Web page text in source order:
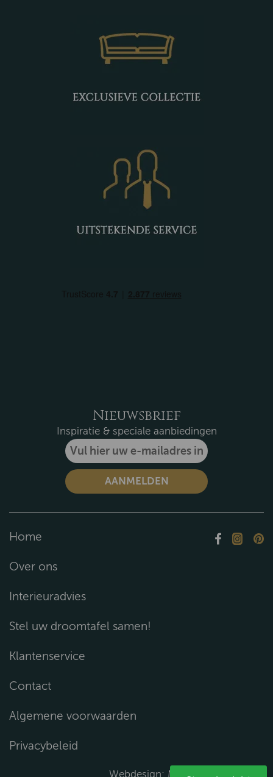
Nieuwsbrief
Inspiratie & speciale aanbiedingen
Home
Over ons
Interieuradvies
Stel uw droomtafel samen!
Klantenservice
Contact
Algemene voorwaarden
Privacybeleid
Webdesign: Media Solutions B.V.